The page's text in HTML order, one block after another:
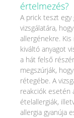
értelmezés?
A prick teszt egy
vizsgálatára,
allergénekre.
kiváltó anyagot
a hát felső
megszúrják,
rétegébe. A
reakciók esetén
ételallergiák,
allergia gyanúja